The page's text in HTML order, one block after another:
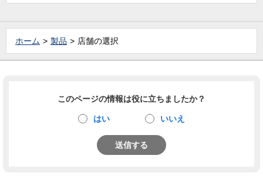
ホーム 製品 店舗の選択
このページの情報は役に立ちましたか？
はい いいえ
送信する